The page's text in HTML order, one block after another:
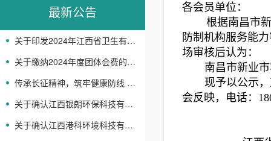
最新公告
关于印发2024年江西省卫生有害生物防制协会 工作要点的通知
关于缴纳2024年度团体会费的通知
传承长征精神，筑牢健康防线 -省卫生有害生物防制协会开展主题党日活动
关于确认江西银朗环保科技有限公司等企业机构服务能力等级评定结果的通知
关于确认江西港科环境科技有限公司等企业机构服务 能力等级评定结果的通知
各会员单位：
根据南昌市
防制机构服务能
场审核后认为：
南昌市新业
现予以公示
会反映，电话：